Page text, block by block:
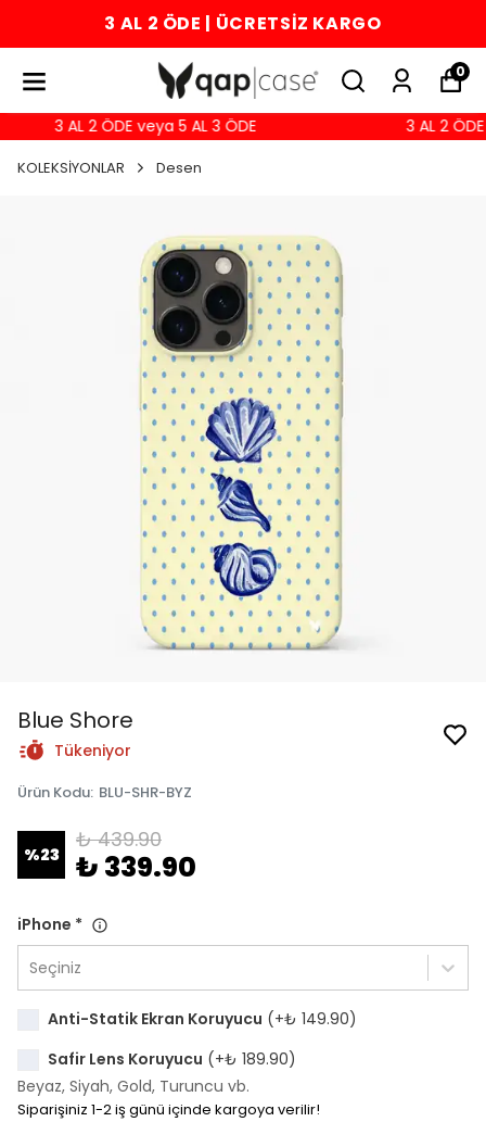
3 AL 2 ÖDE | ÜCRETSİZ KARGO
0
3 AL 2 ÖDE veya 5 AL 3 ÖDE 3 AL 2
KOLEKSİYONLAR Desen
Blue Shore
Tükeniyor
Ürün Kodu: BLU-SHR-BYZ
%23
₺ 439.90
₺ 339.90
iPhone *
Seçiniz
Anti-Statik Ekran Koruyucu (+₺ 149.90)
Safir Lens Koruyucu (+₺ 189.90)
Beyaz, Siyah, Gold, Turuncu vb.
Siparişiniz 1-2 iş günü içinde kargoya verilir!